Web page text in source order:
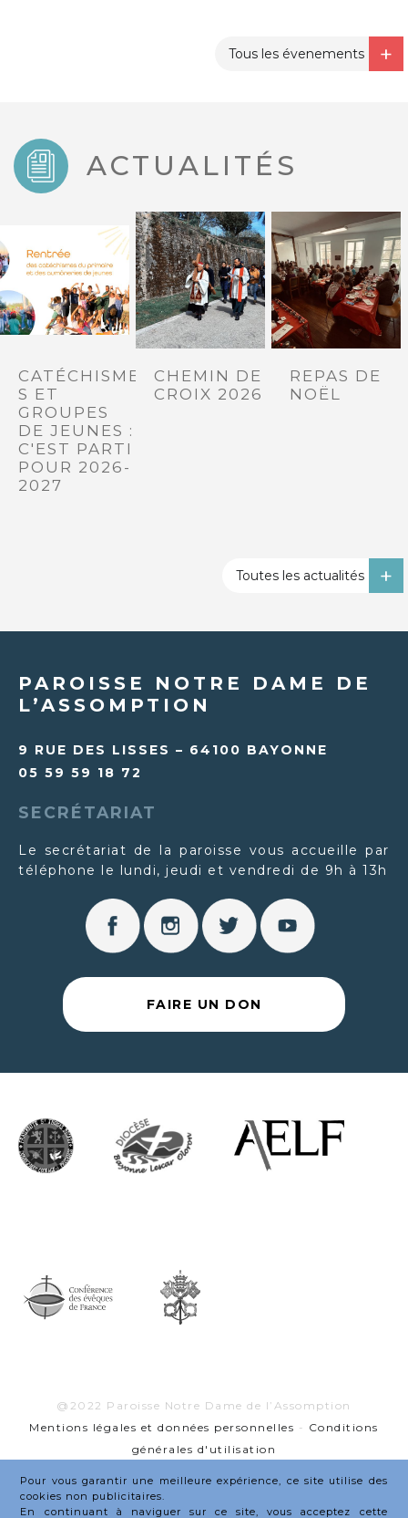
Tous les évenements
ACTUALITÉS
CATÉCHISME
S ET
GROUPES
DE JEUNES :
C'EST PARTI
POUR 2026-
2027
CHEMIN DE
CROIX 2026
REPAS DE
NOËL
Toutes les actualités
PAROISSE NOTRE DAME DE
L’ASSOMPTION
9 RUE DES LISSES – 64100 BAYONNE
05 59 59 18 72
SECRÉTARIAT
Le secrétariat de la paroisse vous accueille par
téléphone le lundi, jeudi et vendredi de 9h à 13h
FAIRE UN DON
@2022 Paroisse Notre Dame de l’Assomption
Mentions légales et données personnelles - Conditions
générales d'utilisation
Pour vous garantir une meilleure expérience, ce site utilise des
cookies non publicitaires.
En continuant à naviguer sur ce site, vous acceptez cette